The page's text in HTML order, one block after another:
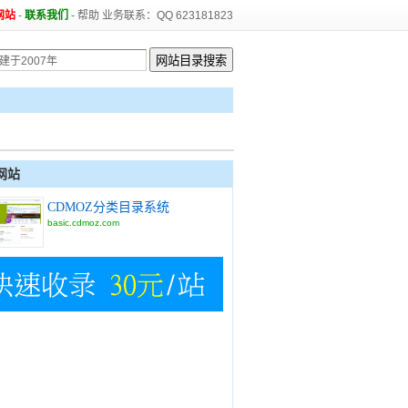
站 - 联系我们 - 帮助 业务联系：QQ 623181823
站
CDMOZ分类目录系统
basic.cdmoz.com